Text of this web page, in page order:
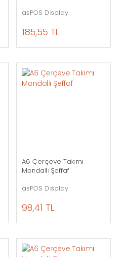
asPOS Display
185,55 TL
A6 Çerçeve Takımı
Mandallı Şeffaf
asPOS Display
98,41 TL